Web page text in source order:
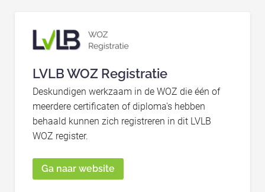
LVLB WOZ Registratie
Deskundigen werkzaam in de WOZ die één of
meerdere certificaten of diploma's hebben
behaald kunnen zich registreren in dit LVLB
WOZ register.
Ga naar website